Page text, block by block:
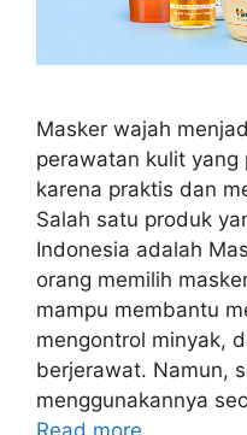
Masker wajah
perawatan kulit yang
karena praktis dan
Salah satu produk
Indonesia adalah
orang memilih
mampu membantu
mengontrol minyak,
berjerawat. Namun,
menggunakannya